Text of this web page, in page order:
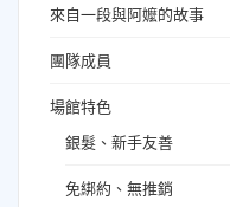
來自一段與阿嬤的故事
團隊成員
場館特色
銀髮、新手友善
免綁約、無推銷